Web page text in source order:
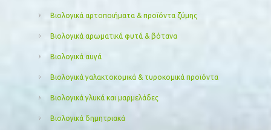
Βιολογικά αρτοποιήματα & προϊόντα ζύμης
Βιολογικά αρωματικά φυτά & βότανα
Βιολογικά αυγά
Βιολογικά γαλακτοκομικά & τυροκομικά προϊόντα
Βιολογικά γλυκά και μαρμελάδες
Βιολογικά δημητριακά